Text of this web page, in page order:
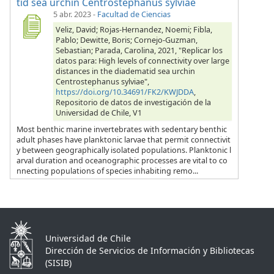
5 abr. 2023- Facultad de Ciencias
Veliz, David; Rojas-Hernandez, Noemi; Fibla,
Pablo; Dewitte, Boris; Cornejo-Guzman,
Sebastian; Parada, Carolina, 2021, "Replicar los
datos para: High levels of connectivity over large
distances in the diadematid sea urchin
Centrostephanus sylviae",
https://doi.org/10.34691/FK2/KWJDDA,
Repositorio de datos de investigación de la
Universidad de Chile, V1
Most benthic marine invertebrates with sedentary benthic
adult phases have planktonic larvae that permit connectivit
y between geographically isolated populations. Planktonic l
arval duration and oceanographic processes are vital to co
nnecting populations of species inhabiting remo...
Universidad de Chile
Dirección de Servicios de Información y Bibliotecas
(SISIB)